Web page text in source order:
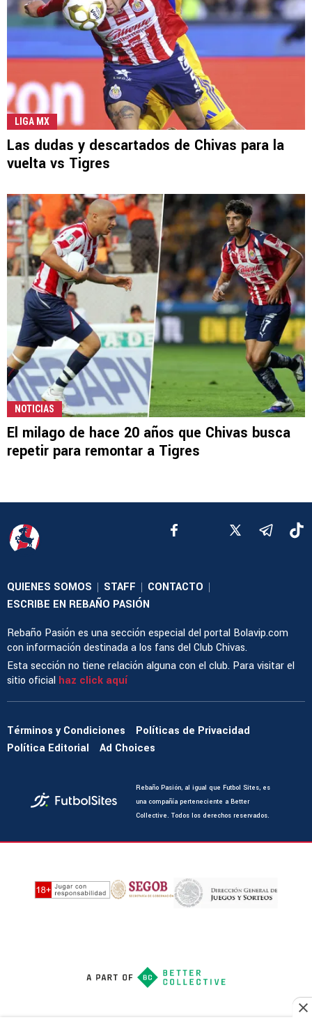
LIGA MX
Las dudas y descartados de Chivas para la
vuelta vs Tigres
NOTICIAS
El milago de hace 20 años que Chivas busca
repetir para remontar a Tigres
QUIENES SOMOS | STAFF | CONTACTO |
ESCRIBE EN REBAÑO PASIÓN
Rebaño Pasión es una sección especial del portal Bolavip.com
con información destinada a los fans del Club Chivas.
Esta sección no tiene relación alguna con el club. Para visitar el
sitio oficial haz click aquí
Términos y Condiciones
Políticas de Privacidad
Política Editorial
Ad Choices
Rebaño Pasión, al igual que Futbol Sites, es
una compañía perteneciente a Better
Collective. Todos los derechos reservados.